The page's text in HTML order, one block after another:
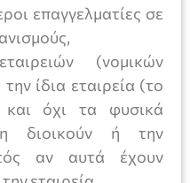
επαγγελματίες σε
(νομικών
ίδια εταιρεία (το
όχι τα φυσικά
διοικούν ή την
αν αυτά έχουν